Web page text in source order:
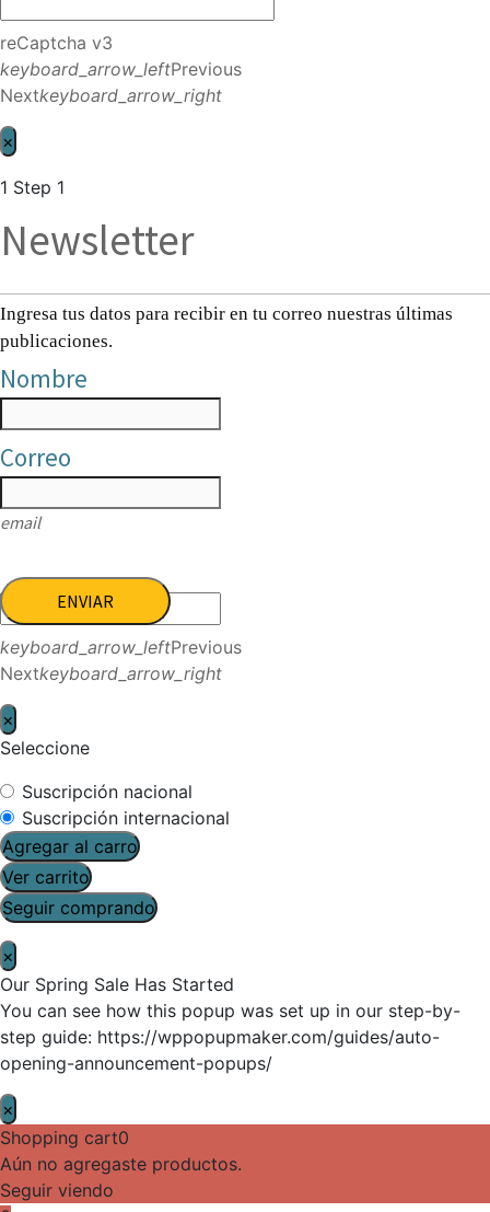
reCaptcha v3
keyboard_arrow_leftPrevious
Nextkeyboard_arrow_right
×
1 Step 1
Newsletter
Ingresa tus datos para recibir en tu correo nuestras últimas
publicaciones.
Nombre
Correo
email
ENVIAR
keyboard_arrow_leftPrevious
Nextkeyboard_arrow_right
×
Seleccione
Suscripción nacional
Suscripción internacional
Agregar al carro
Ver carrito
Seguir comprando
×
Our Spring Sale Has Started
You can see how this popup was set up in our step-by-
step guide: https://wppopupmaker.com/guides/auto-
opening-announcement-popups/
×
Shopping cart0
Aún no agregaste productos.
Seguir viendo